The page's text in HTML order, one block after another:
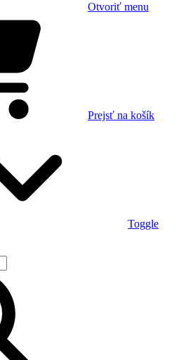
Otvoriť menu
Prejsť na košík
Toggle